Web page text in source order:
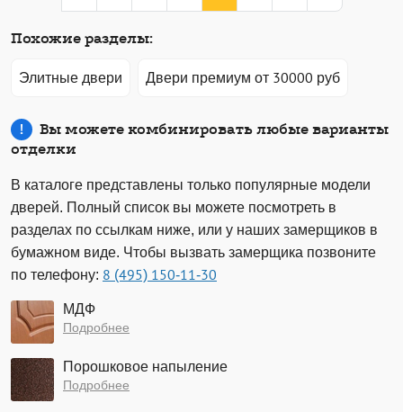
Похожие разделы:
Элитные двери Двери премиум от 30000 руб
Вы можете комбинировать любые варианты
отделки
В каталоге представлены только популярные модели
дверей. Полный список вы можете посмотреть в
разделах по ссылкам ниже, или у наших замерщиков в
бумажном виде. Чтобы вызвать замерщика позвоните
по телефону: 8 (495) 150-11-30
МДФ
Подробнее
Порошковое напыление
Подробнее